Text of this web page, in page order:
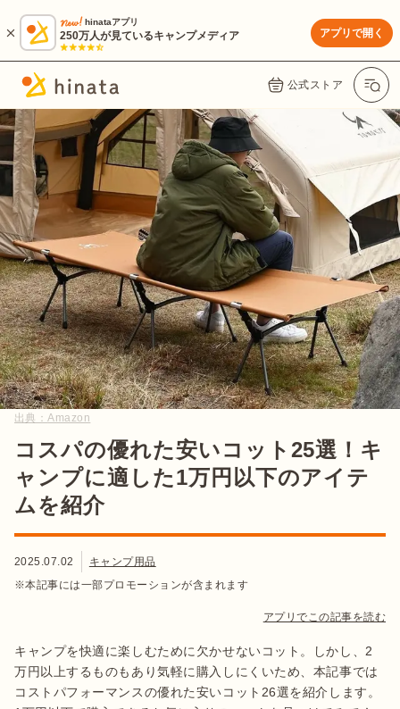
hinataアプリ
250万人が見ているキャンプメディア アプリで開く
公式ストア
出典：Amazon
コスパの優れた安いコット25選！キ
ャンプに適した1万円以下のアイテ
ムを紹介
2025.07.02
キャンプ用品
※本記事には一部プロモーションが含まれます
アプリでこの記事を読む
キャンプを快適に楽しむために欠かせないコット。しかし、2
万円以上するものもあり気軽に購入しにくいため、本記事では
コストパフォーマンスの優れた安いコット26選を紹介します。